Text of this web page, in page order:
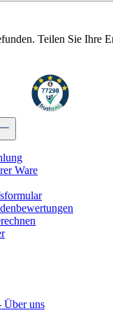
Teilen Sie Ihre
Ware
Über uns